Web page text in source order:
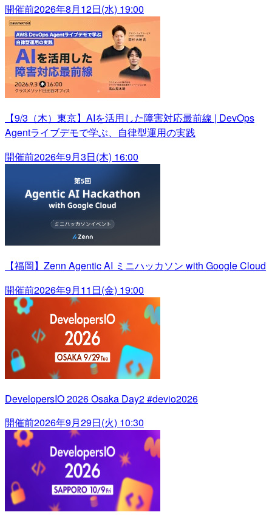
開催前2026年8月12日(水) 19:00
【9/3（木）東京】AIを活用した障害対応最前線 | DevOps
Agentライブデモで学ぶ、自律型運用の実践
開催前2026年9月3日(木) 16:00
【福岡】Zenn Agentic AI ミニハッカソン with Google Cloud
開催前2026年9月11日(金) 19:00
DevelopersIO 2026 Osaka Day2 #devio2026
開催前2026年9月29日(火) 10:30